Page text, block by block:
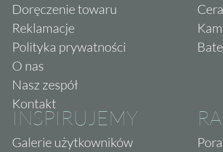
Doręczenie towaru
Reklamacje
Polityka prywatności
O nas
Nasz zespół
Kontakt
INSPIRUJEMY
Galerie użytkowników